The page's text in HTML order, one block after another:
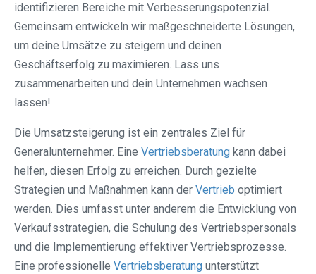
identifizieren Bereiche mit Verbesserungspotenzial.
Gemeinsam entwickeln wir maßgeschneiderte Lösungen,
um deine Umsätze zu steigern und deinen
Geschäftserfolg zu maximieren. Lass uns
zusammenarbeiten und dein Unternehmen wachsen
lassen!
Die Umsatzsteigerung ist ein zentrales Ziel für
Generalunternehmer. Eine Vertriebsberatung kann dabei
helfen, diesen Erfolg zu erreichen. Durch gezielte
Strategien und Maßnahmen kann der Vertrieb optimiert
werden. Dies umfasst unter anderem die Entwicklung von
Verkaufsstrategien, die Schulung des Vertriebspersonals
und die Implementierung effektiver Vertriebsprozesse.
Eine professionelle Vertriebsberatung unterstützt